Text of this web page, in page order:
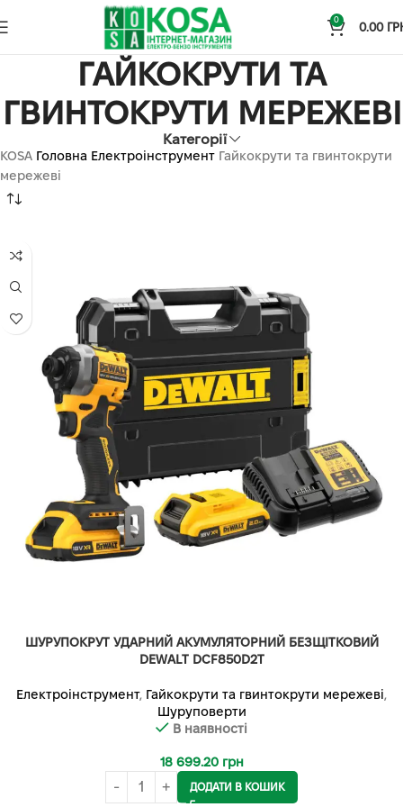
0
0.00
ГАЙКОКРУТИ ТА
ГВИНТОКРУТИ МЕРЕЖЕВІ
Категорії
KOSA Головна Електроінструмент Гайкокрути та гвинтокрути
мережеві
ШУРУПОКРУТ УДАРНИЙ АКУМУЛЯТОРНИЙ БЕЗЩІТКОВИЙ
DEWALT DCF850D2T
Електроінструмент, Гайкокрути та гвинтокрути мережеві,
Шуруповерти
В наявності
18 699.20 грн
ДОДАТИ В КОШИК